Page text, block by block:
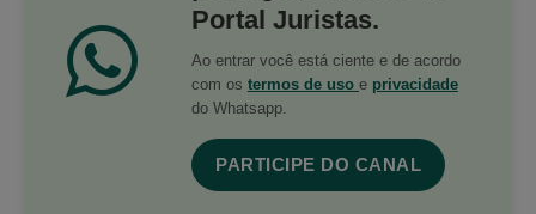
Portal Juristas.
Ao entrar você está ciente e de acordo
com os termos de uso e privacidade
do Whatsapp.
PARTICIPE DO CANAL